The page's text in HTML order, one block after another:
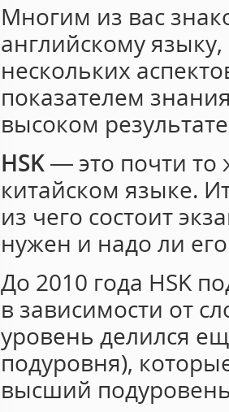
Многим из вас
английскому
нескольких
показателем
высоком
HSK— это почти то
китайском языке.
из чего состоит
нужен и надо ли
До 2010 года HSK
в зависимости от
уровень делился
подуровня),
высший